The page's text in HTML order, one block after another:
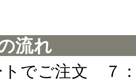
流れ
トでご注文 ７